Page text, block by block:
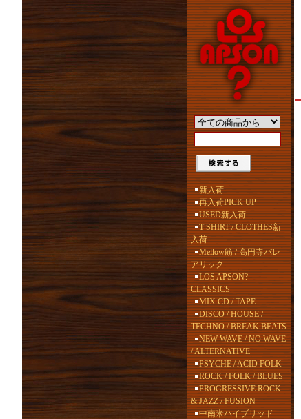
新入荷
再入荷PICK UP
USED新入荷
T-SHIRT / CLOTHES新
入荷
Mellow筋 / 高円寺バレ
アリック
LOS APSON?
CLASSICS
MIX CD / TAPE
DISCO / HOUSE /
TECHNO / BREAK BEATS
NEW WAVE / NO WAVE
/ ALTERNATIVE
PSYCHE / ACID FOLK
ROCK / FOLK / BLUES
PROGRESSIVE ROCK
& JAZZ / FUSION
中南米ハイブリッド